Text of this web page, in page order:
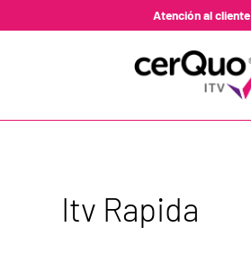
Atención al cliente
Itv Rapida